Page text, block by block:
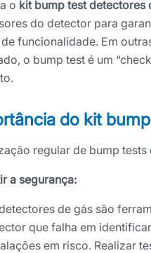
o kit bump test detectores
do detector para
funcionalidade. Em
o bump test é um
do kit
regular de bump tests
a segurança:
de gás são
que falha em
em risco. Realizar